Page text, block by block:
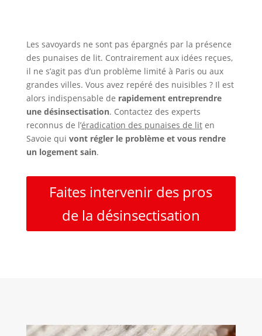
Les savoyards ne sont pas épargnés par la présence
des punaises de lit. Contrairement aux idées reçues,
il ne s’agit pas d’un problème limité à Paris ou aux
grandes villes. Vous avez repéré des nuisibles ? Il est
alors indispensable de rapidement entreprendre
une désinsectisation. Contactez des experts
reconnus de l’éradication des punaises de liten
Savoie qui vont régler le problème et vous rendre
un logement sain.
Faites intervenir des pros
de la désinsectisation